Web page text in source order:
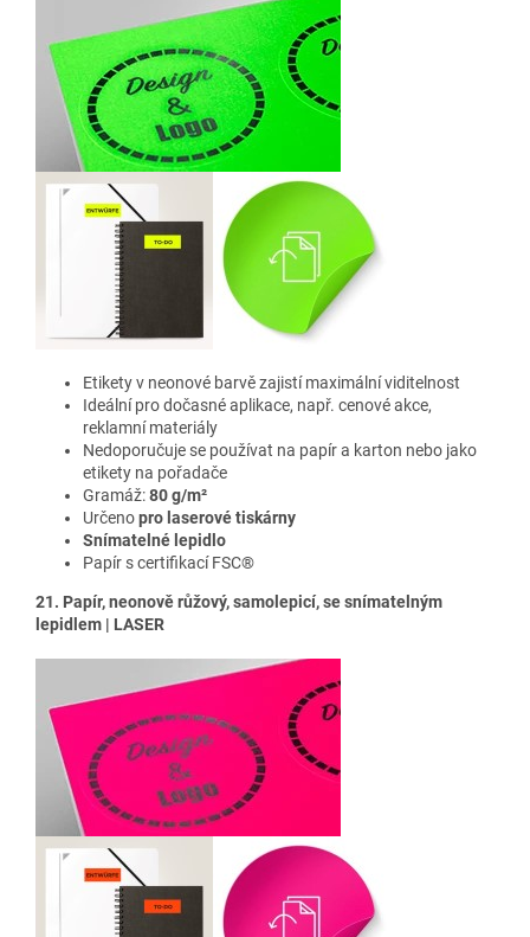
Etikety v neonové barvězajistí maximální viditelnost
Ideální pro dočasné aplikace, např. cenové akce,
reklamní materiály
Nedoporučuje se používat na papír a karton nebo jako
etikety na pořadače
Gramáž:80 g/m²
Určenopro laserové tiskárny
Snímatelné lepidlo
Papír s certifikací FSC®
21. Papír, neonově růžový, samolepicí, se snímatelným
lepidlem | LASER